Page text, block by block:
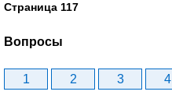
Страница 117
Вопросы
1 2 3 4